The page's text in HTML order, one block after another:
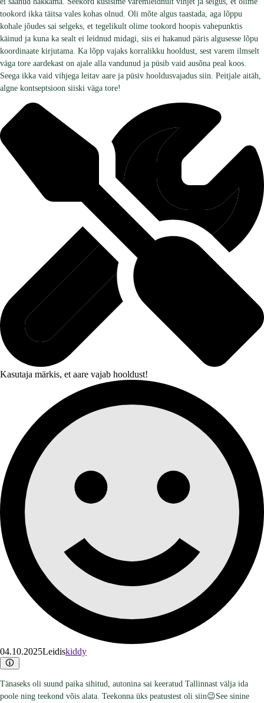
tookord ikka täitsa vales kohas olnud. Oli mõte algus taastada, aga lõppu
kohale jõudes sai selgeks, et tegelikult olime tookord hoopis vahepunktis
käinud ja kuna ka sealt ei leidnud midagi, siis ei hakanud päris algusesse lõpu
koordinaate kirjutama. Ka lõpp vajaks korralikku hooldust, sest varem ilmselt
väga tore aardekast on ajale alla vandunud ja püsib vaid ausõna peal koos.
Seega ikka vaid vihjega leitav aare ja püsiv hooldusvajadus siin. Peitjale aitäh,
algne kontseptsioon siiski väga tore!
Kasutaja märkis, et aare vajab hooldust!
04.10.2025Leidiskiddy
Tänaseks oli suund paika sihitud, autonina sai keeratud Tallinnast välja ida
poole ning teekond võis alata. Teekonna üks peatustest oli siin😉See sinine